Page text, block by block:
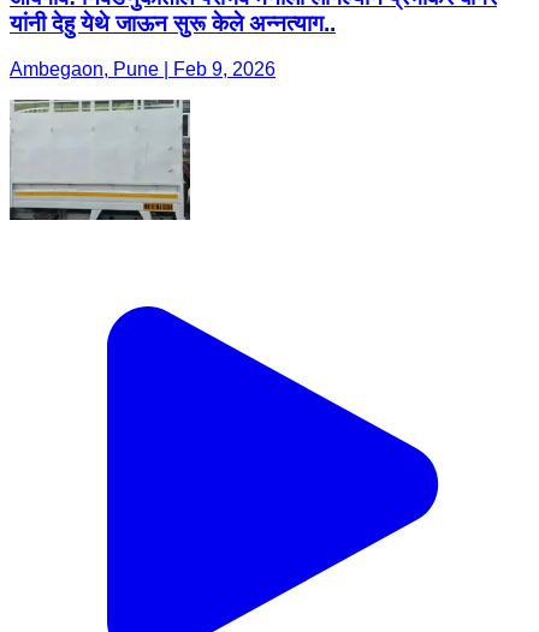
यांनी देहु येथे जाऊन सुरू केले अन्नत्याग..
Ambegaon, Pune | Feb 9, 2026